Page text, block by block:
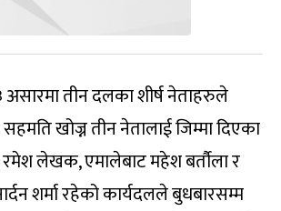
तीन दलका शीर्ष नेताहरुले
खोज्न तीन नेतालाई जिम्मा दिएका
रमेश लेखक, एमालेबाट महेश बर्तौला र
शर्मा रहेको कार्यदलले बुधबारसम्म